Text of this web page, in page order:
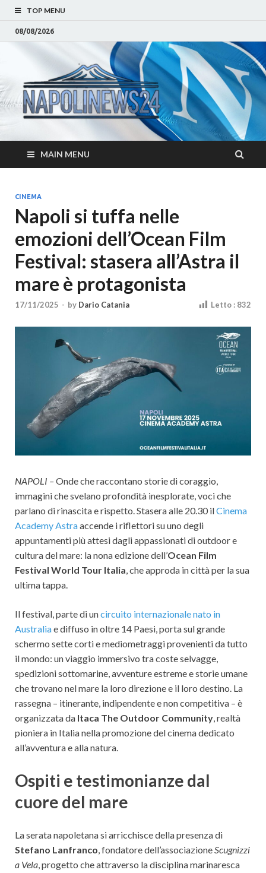
TOP MENU
08/08/2026
–
Napoli
Moda e
Cultura
Notizie sulla citta di
Napoli e Campania
Eventi, Sport
MAIN MENU
CINEMA
Napoli si tuffa nelle
emozioni dell’Ocean Film
Festival: stasera all’Astra il
mare è protagonista
17/11/2025 - by Dario Catania Letto : 832
NAPOLI –Onde che raccontano storie di coraggio,
immagini che svelano profondità inesplorate, voci che
parlano di rinascita e rispetto. Stasera alle 20.30 ilCinema
Academy Astraaccende i riflettori su uno degli
appuntamenti più attesi dagli appassionati di outdoor e
cultura del mare: la nona edizione dell’Ocean Film
Festival World Tour Italia, che approda in città per la sua
ultima tappa.
Il festival, parte di uncircuito internazionale nato in
Australiae diffuso in oltre 14 Paesi, porta sul grande
schermo sette corti e mediometraggi provenienti da tutto
il mondo: un viaggio immersivo tra coste selvagge,
spedizioni sottomarine, avventure estreme e storie umane
che trovano nel mare la loro direzione e il loro destino. La
rassegna – itinerante, indipendente e non competitiva – è
organizzata da Itaca The Outdoor Community, realtà
pioniera in Italia nella promozione del cinema dedicato
all’avventura e alla natura.
Ospiti e testimonianze dal
cuore del mare
La serata napoletana si arricchisce della presenza di
Stefano Lanfranco, fondatore dell’associazioneScugnizzi
a Vela, progetto che attraverso la disciplina marinaresca